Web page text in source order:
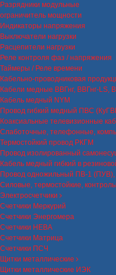
Разрядники модульные
ограничитель мощности
Индикаторы напряжения
Выключатели нагрузки
Расцепители нагрузки
Реле контроля фаз / напряжения
Таймеры / Реле времени
Кабельно-проводниковая
Кабели медные ВВГнг, ВВГнг-LS,
Кабель медный NYM
Провод гибкий медный ПВС
Коаксиальные телевизионные
Слаботочные, телефонные,
Термостойкий провод РКГМ
Провод изолированный
Кабель медный гибкий в
Провод одножильный ПВ-1
Силовые, термостойкие,
Электросчетчики
Счетчики Меркурий
Счетчики Энергомера
Счетчики НЕВА
Счетчики Матрица
Счетчики ПСЧ
Щитки металлические
Щитки металлические ИЭК